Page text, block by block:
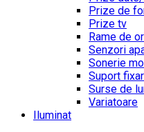
Prize de
Prize tv
Rame de
Senzori
Sonerie
Suport
Surse de
Variatoare
Iluminat